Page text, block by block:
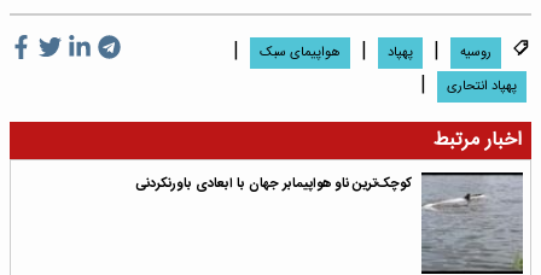
روسیه | پهپاد | هواپیمای سبک |
پهپاد انتحاری
|
اخبار مرتبط
کوچک‌ترین ناو هواپیمابر جهان با ابعادی باورنکردنی